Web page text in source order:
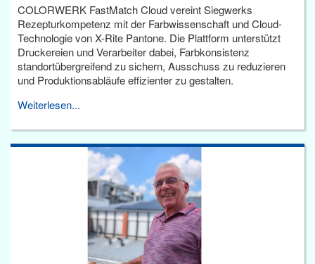
COLORWERK FastMatch Cloud vereint Siegwerks
Rezepturkompetenz mit der Farbwissenschaft und Cloud-
Technologie von X-Rite Pantone. Die Plattform unterstützt
Druckereien und Verarbeiter dabei, Farbkonsistenz
standortübergreifend zu sichern, Ausschuss zu reduzieren
und Produktionsabläufe effizienter zu gestalten.
Weiterlesen...